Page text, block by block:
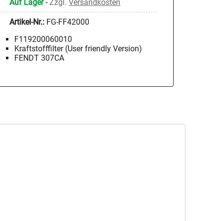
Auf Lager-Zzgl. Versandkosten
Artikel-Nr.: FG-FF42000
F119200060010
Kraftstofffilter (User friendly Version)
FENDT 307CA